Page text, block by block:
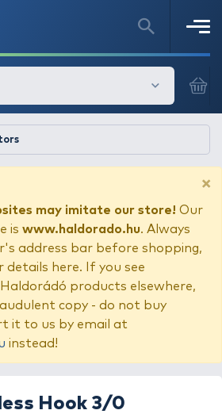
×
may imitate our store! Our
is www.haldorado.hu. Always
address bar before shopping,
details here. If you see
products elsewhere,
copy - do not buy
it to us by email at
instead!
Hook 3/0